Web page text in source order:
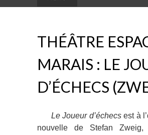
THÉÂTRE
MARAIS : LE
D’ÉCHECS
Le Joueur d’échecsest à
nouvelle de Stefan